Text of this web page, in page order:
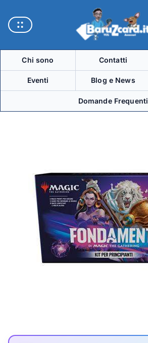
del
negozio"
Chi sono Contatti
Eventi Blog e News
Domande Frequenti